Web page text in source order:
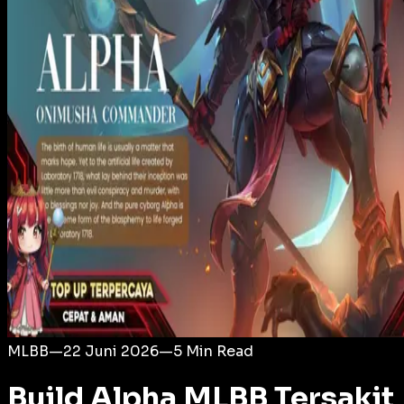
Login
MLBB—22 Juni 2026—5 Min Read